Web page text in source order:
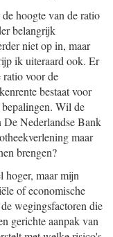
hoogte van de ratio
belangrijk
niet op in, maar
ik uiteraard ook. Er
ratio voor de
bestaat voor
bepalingen. Wil de
Nederlandse Bank
maar
brengen?
hoger, maar mijn
of economische
wegingsfactoren die
gerichte aanpak van